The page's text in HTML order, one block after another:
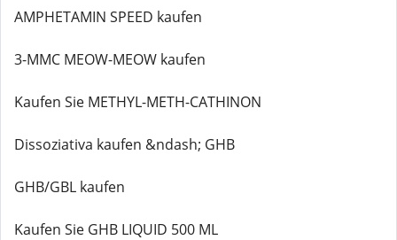
AMPHETAMIN SPEED kaufen
3-MMC MEOW-MEOW kaufen
Kaufen Sie METHYL-METH-CATHINON
Dissoziativa kaufen &ndash; GHB
GHB/GBL kaufen
Kaufen Sie GHB LIQUID 500 ML